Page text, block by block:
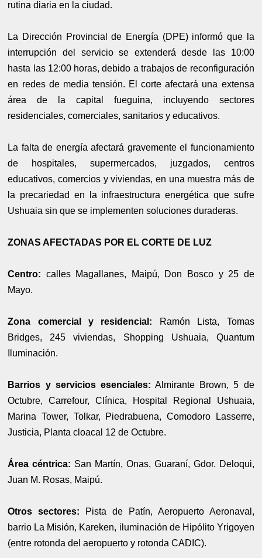
rutina diaria en la ciudad.
La Dirección Provincial de Energía (DPE) informó que la
interrupción del servicio se extenderá desde las 10:00
hasta las 12:00 horas, debido a trabajos de reconfiguración
en redes de media tensión. El corte afectará una extensa
área de la capital fueguina, incluyendo sectores
residenciales, comerciales, sanitarios y educativos.
La falta de energía afectará gravemente el funcionamiento
de hospitales, supermercados, juzgados, centros
educativos, comercios y viviendas, en una muestra más de
la precariedad en la infraestructura energética que sufre
Ushuaia sin que se implementen soluciones duraderas.
ZONAS AFECTADAS POR EL CORTE DE LUZ
Centro: calles Magallanes, Maipú, Don Bosco y 25 de
Mayo.
Zona comercial y residencial: Ramón Lista, Tomas
Bridges, 245 viviendas, Shopping Ushuaia, Quantum
Iluminación.
Barrios y servicios esenciales: Almirante Brown, 5 de
Octubre, Carrefour, Clínica, Hospital Regional Ushuaia,
Marina Tower, Tolkar, Piedrabuena, Comodoro Lasserre,
Justicia, Planta cloacal 12 de Octubre.
Área céntrica: San Martín, Onas, Guaraní, Gdor. Deloqui,
Juan M. Rosas, Maipú.
Otros sectores: Pista de Patín, Aeropuerto Aeronaval,
barrio La Misión, Kareken, iluminación de Hipólito Yrigoyen
(entre rotonda del aeropuerto y rotonda CADIC).